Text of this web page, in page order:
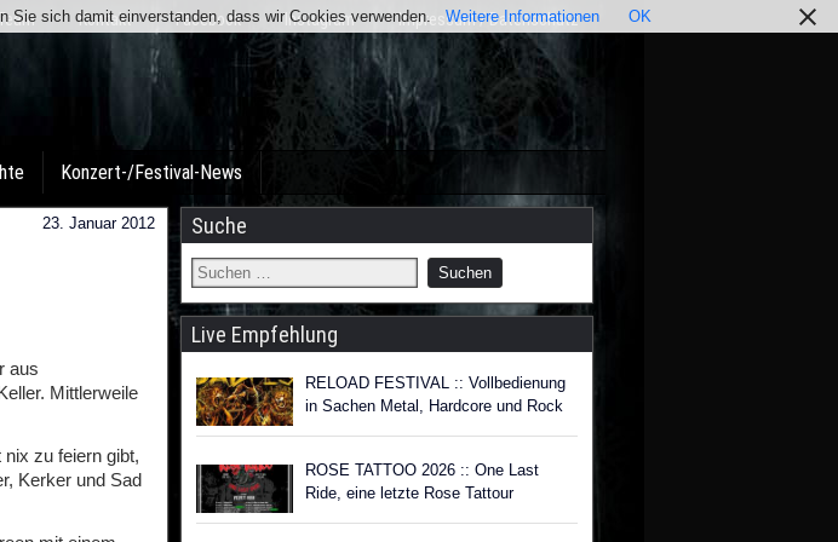
Kontakt Facebook Instagram Impressum / Datenschutz
Konzert-/Festival-News
23. Januar 2012
aus
Mittlerweile
zu feiern gibt,
Kerker und Sad
Suche
Live Empfehlung
RELOAD FESTIVAL :: Vollbedienung
in Sachen Metal, Hardcore und Rock
ROSE TATTOO 2026 :: One Last
Ride, eine letzte Rose Tattour
Sie sich damit einverstanden, dass wir Cookies verwenden. Weitere Informationen OK